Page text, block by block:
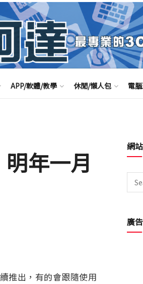
APP/軟體/教學 休閒/懶人包 電
年一月
推出，有的會跟隨使用
網
廣告